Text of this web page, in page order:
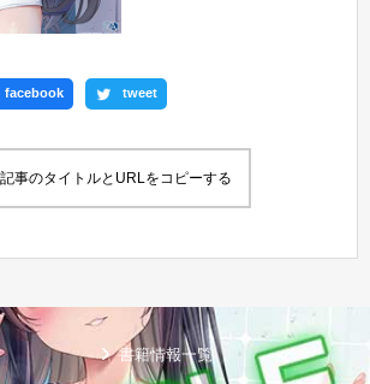
facebook tweet
記事のタイトルとURLをコピーする
書籍情報一覧